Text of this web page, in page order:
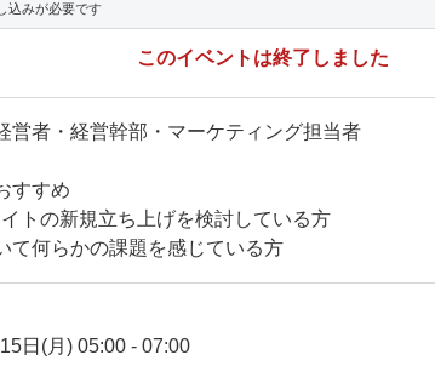
込みが必要です
このイベントは終了しました
営者・経営幹部・マーケティング担当者
すすめ
イトの新規立ち上げを検討している方
て何らかの課題を感じている方
日(月) 05:00 - 07:00